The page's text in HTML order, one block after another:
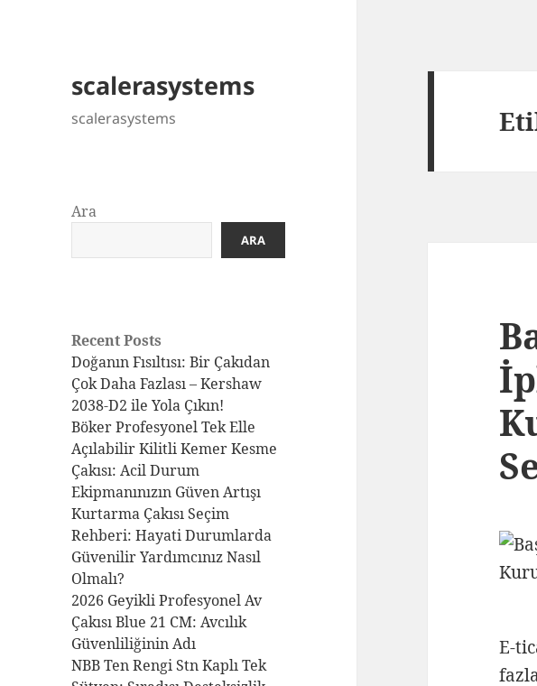
scalerasystems
scalerasystems
Ara
ARA
Recent Posts
Doğanın Fısıltısı: Bir Çakıdan
Çok Daha Fazlası – Kershaw
2038-D2 ile Yola Çıkın!
Böker Profesyonel Tek Elle
Açılabilir Kilitli Kemer Kesme
Çakısı: Acil Durum
Ekipmanınızın Güven Artışı
Kurtarma Çakısı Seçim
Rehberi: Hayati Durumlarda
Güvenilir Yardımcınız Nasıl
Olmalı?
2026 Geyikli Profesyonel Av
Çakısı Blue 21 CM: Avcılık
Güvenliliğinin Adı
NBB Ten Rengi Stn Kaplı Tek
E-